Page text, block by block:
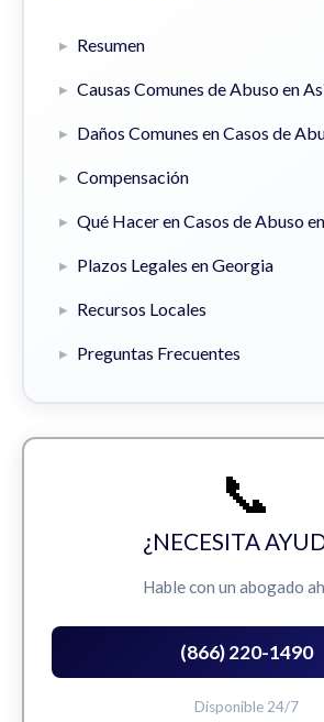
Resumen
Causas Comunes de Abuso en
Daños Comunes en Casos de
Compensación
Qué Hacer en Casos de Abuso
Plazos Legales en Georgia
Recursos Locales
Preguntas Frecuentes
📞
¿NECESITA
Hable con un abogado
(866) 220-1490
Disponible 24/7